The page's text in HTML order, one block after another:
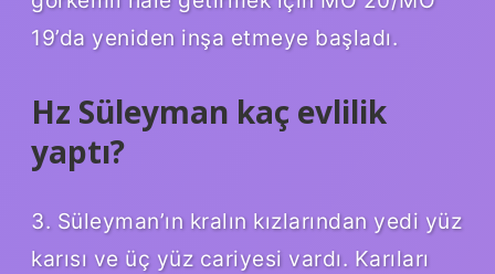
19’da yeniden inşa etmeye başladı.
Hz Süleyman kaç evlilik
yaptı?
3. Süleyman’ın kralın kızlarından yedi yüz
karısı ve üç yüz cariyesi vardı. Karıları